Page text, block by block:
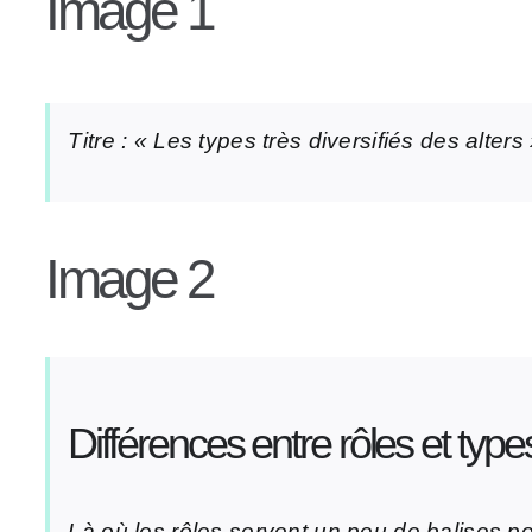
Titre : « Les types très diversifiés des alters
Image 2
Différences entre rôles et